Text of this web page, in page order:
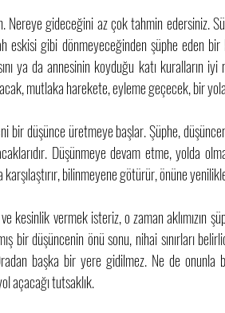
Nereye gideceğini az çok tahmin edersiniz.
eskisi gibi dönmeyeceğinden şüphe eden bir
ya da annesinin koyduğu katı kuralların
mutlaka harekete, eyleme geçecek, bir
bir düşünce üretmeye başlar. Şüphe,
Düşünmeye devam etme, yolda
karşılaştırır, bilinmeyene götürür, önüne
kesinlik vermek isteriz, o zaman aklımızın
bir düşüncenin önü sonu, nihai sınırları
Oradan başka bir yere gidilmez. Ne de
açacağı tutsaklık.